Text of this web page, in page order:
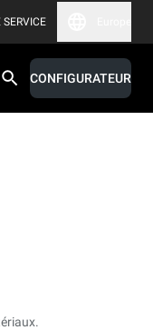
SERVICE
CONFIGURATEUR